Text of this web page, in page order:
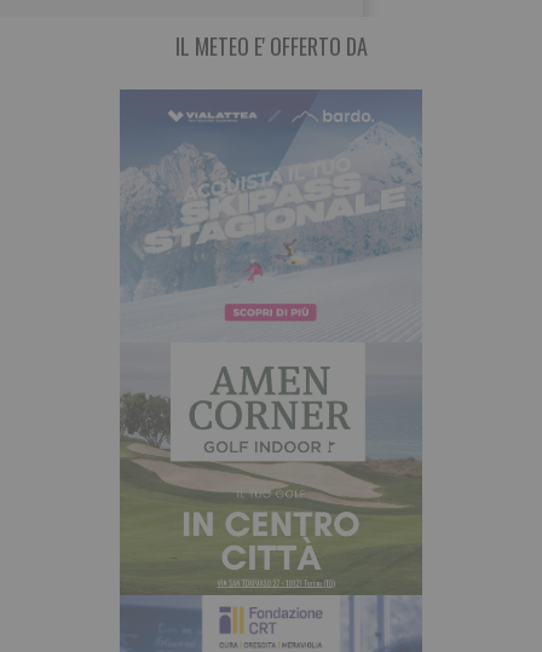
IL METEO E' OFFERTO DA